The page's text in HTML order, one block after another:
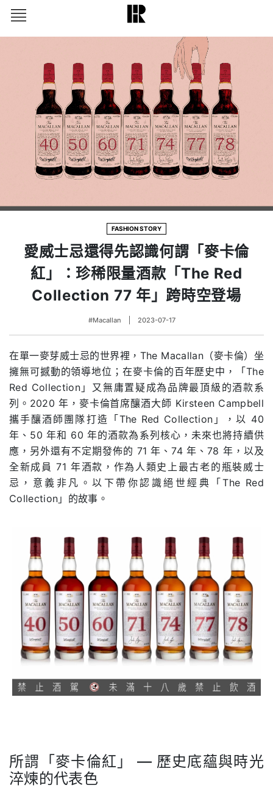
FASHION STORY
愛威士忌還得先認識何謂「麥卡倫
紅」：珍稀限量酒款「The Red
Collection 77 年」跨時空登場
#Macallan 2023-07-17
在單一麥芽威士忌的世界裡，The Macallan（麥卡倫）坐
擁無可撼動的領導地位；在麥卡倫的百年歷史中，「The
Red Collection」又無庸置疑成為品牌最頂級的酒款系
列。2020 年，麥卡倫首席釀酒大師 Kirsteen Campbell
攜手釀酒師團隊打造「The Red Collection」，以 40
年、50 年和 60 年的酒款為系列核心，未來也將持續供
應，另外還有不定期發佈的 71 年、74 年、78 年，以及
全新成員 71 年酒款，作為人類史上最古老的瓶裝威士
忌，意義非凡。以下帶你認識絕世經典「The Red
Collection」的故事。
所謂「麥卡倫紅」 — 歷史底蘊與時光
淬煉的代表色